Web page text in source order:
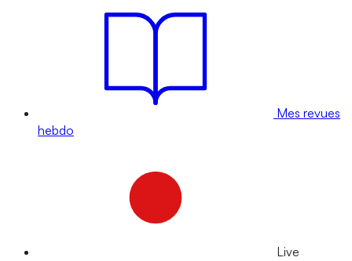
Mes revues
hebdo
Live